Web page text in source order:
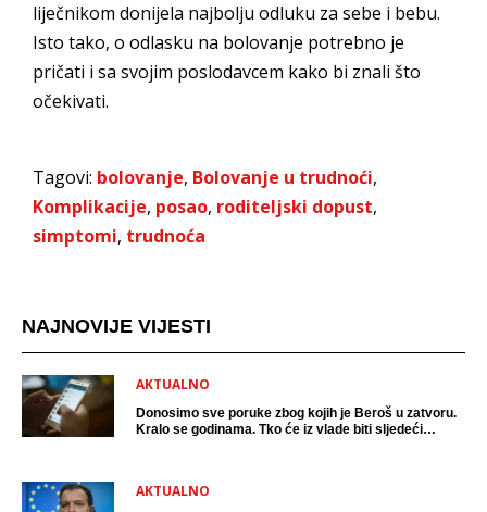
liječnikom donijela najbolju odluku za sebe i bebu.
Isto tako, o odlasku na bolovanje potrebno je
pričati i sa svojim poslodavcem kako bi znali što
očekivati.
Tagovi: bolovanje, Bolovanje u trudnoći,
Komplikacije, posao, roditeljski dopust,
simptomi, trudnoća
NAJNOVIJE VIJESTI
AKTUALNO
Donosimo sve poruke zbog kojih je Beroš u zatvoru.
Kralo se godinama. Tko će iz vlade biti sljedeći
AKTUALNO